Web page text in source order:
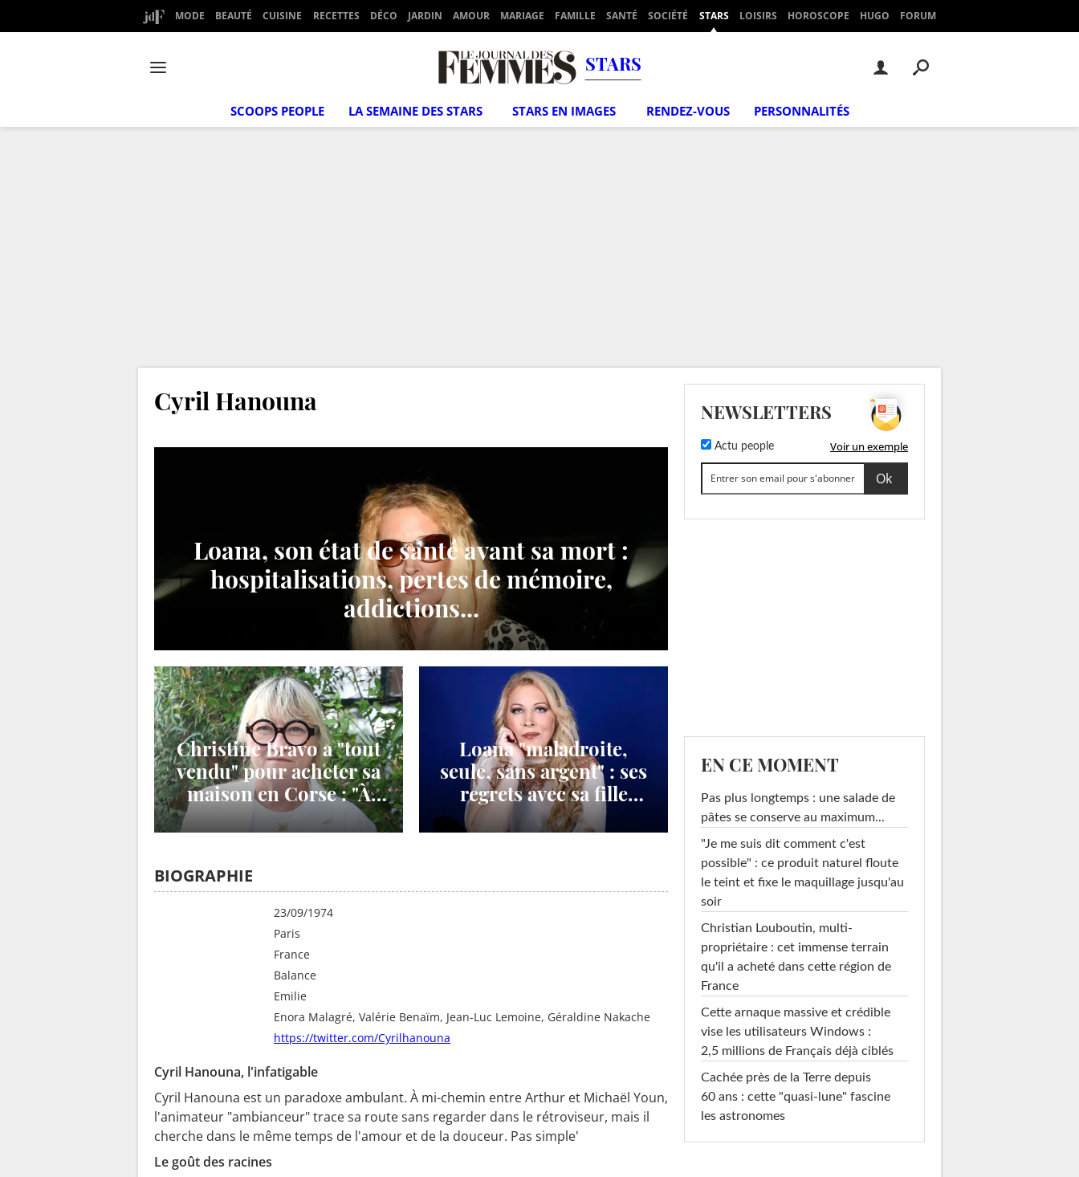
MODE BEAUTÉ CUISINE RECETTES DÉCO JARDIN AMOUR MARIAGE FAMILLE SANTÉ SOCIÉTÉ STARS LOISIRS HOROSCOPE HUGO FORUM
STARS
SCOOPS PEOPLE LA SEMAINE DES STARS STARS EN IMAGES RENDEZ-VOUS PERSONNALITÉS
Cyril Hanouna
Loana, son état de santé avant sa mort :
hospitalisations, pertes de mémoire,
addictions...
Christine Bravo a "tout
vendu" pour acheter sa
maison en Corse : "À
l'époque, on gagnait un
fric monstre !"
Loana "maladroite,
seule, sans argent" : ses
regrets avec sa fille
Mindy
BIOGRAPHIE
23/09/1974
Paris
France
Balance
Emilie
Enora Malagré, Valérie Benaïm, Jean-Luc Lemoine, Géraldine Nakache
https://twitter.com/Cyrilhanouna
Cyril Hanouna, l'infatigable
Cyril Hanouna est un paradoxe ambulant. À mi-chemin entre Arthur et Michaël Youn,
l'animateur "ambianceur" trace sa route sans regarder dans le rétroviseur, mais il
cherche dans le même temps de l'amour et de la douceur. Pas simple'
Le goût des racines
NEWSLETTERS
Actu people Voir un exemple
EN CE MOMENT
Pas plus longtemps : une salade de
pâtes se conserve au maximum...
"Je me suis dit comment c'est
possible" : ce produit naturel floute
le teint et fixe le maquillage jusqu'au
soir
Christian Louboutin, multi-
propriétaire : cet immense terrain
qu'il a acheté dans cette région de
France
Cette arnaque massive et crédible
vise les utilisateurs Windows :
2,5 millions de Français déjà ciblés
Cachée près de la Terre depuis
60 ans : cette "quasi-lune" fascine
les astronomes